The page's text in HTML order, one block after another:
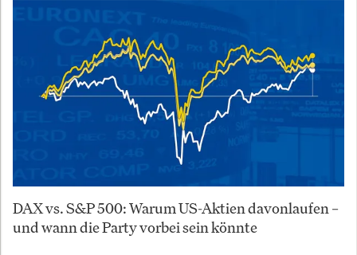
DAX vs. S&P 500: Warum US-Aktien davonlaufen –
und wann die Party vorbei sein könnte